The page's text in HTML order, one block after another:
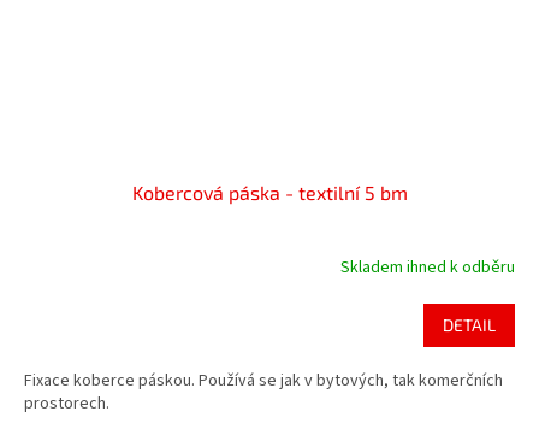
Kobercová páska - textilní 5 bm
Skladem ihned k odběru
DETAIL
Fixace koberce páskou. Používá se jak v bytových, tak komerčních
prostorech.